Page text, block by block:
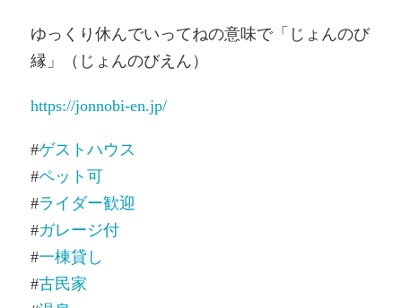
ゆっくり休んでいってねの意味で「じょんのび
縁」（じょんのびえん）
https://jonnobi-en.jp/
#ゲストハウス
#ペット可
#ライダー歓迎
#ガレージ付
#一棟貸し
#古民家